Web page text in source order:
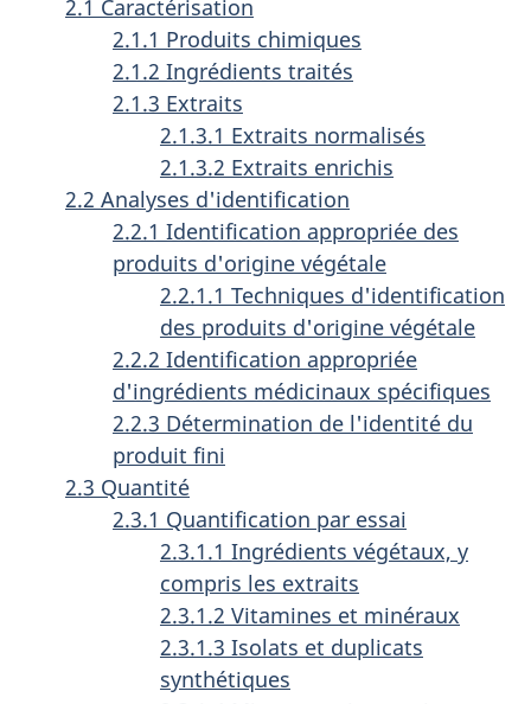
2.1 Caractérisation
2.1.1 Produits chimiques
2.1.2 Ingrédients traités
2.1.3 Extraits
2.1.3.1 Extraits normalisés
2.1.3.2 Extraits enrichis
2.2 Analyses d'identification
2.2.1 Identification appropriée des
produits d'origine végétale
2.2.1.1 Techniques d'identification
des produits d'origine végétale
2.2.2 Identification appropriée
d'ingrédients médicinaux spécifiques
2.2.3 Détermination de l'identité du
produit fini
2.3 Quantité
2.3.1 Quantification par essai
2.3.1.1 Ingrédients végétaux, y
compris les extraits
2.3.1.2 Vitamines et minéraux
2.3.1.3 Isolats et duplicats
synthétiques